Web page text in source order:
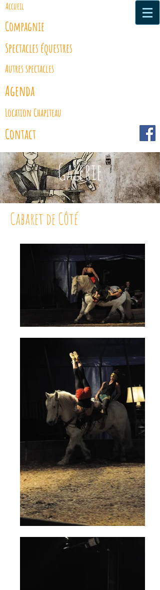
Accueil
Compagnie
Spectacles équestres
Autres spectacles
Agenda
Location Chapiteau
Contact
Galerie
Cabaret de Côté